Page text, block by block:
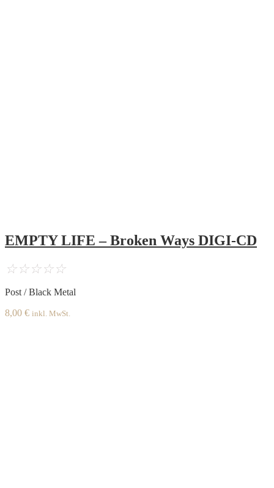
EMPTY LIFE – Broken Ways DIGI-CD
☆☆☆☆☆
Post / Black Metal
8,00 € inkl. MwSt.